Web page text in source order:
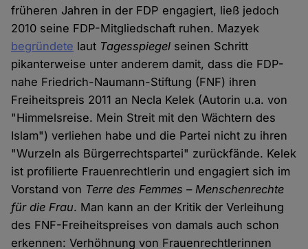
früheren Jahren in der FDP engagiert, ließ jedoch
2010 seine FDP-Mitgliedschaft ruhen. Mazyek
begründete laut Tagesspiegel seinen Schritt
pikanterweise unter anderem damit, dass die FDP-
nahe Friedrich-Naumann-Stiftung (FNF) ihren
Freiheitspreis 2011 an Necla Kelek (Autorin u.a. von
"Himmelsreise. Mein Streit mit den Wächtern des
Islam") verliehen habe und die Partei nicht zu ihren
"Wurzeln als Bürgerrechtspartei" zurückfände. Kelek
ist profilierte Frauenrechtlerin und engagiert sich im
Vorstand von Terre des Femmes – Menschenrechte
für die Frau. Man kann an der Kritik der Verleihung
des FNF-Freiheitspreises von damals auch schon
erkennen: Verhöhnung von Frauenrechtlerinnen